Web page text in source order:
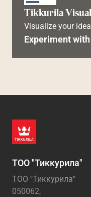
Tikkurila
Visualize your
Experiment
ТОО "Тиккурила"
ТОО "Тиккурила"
050062,